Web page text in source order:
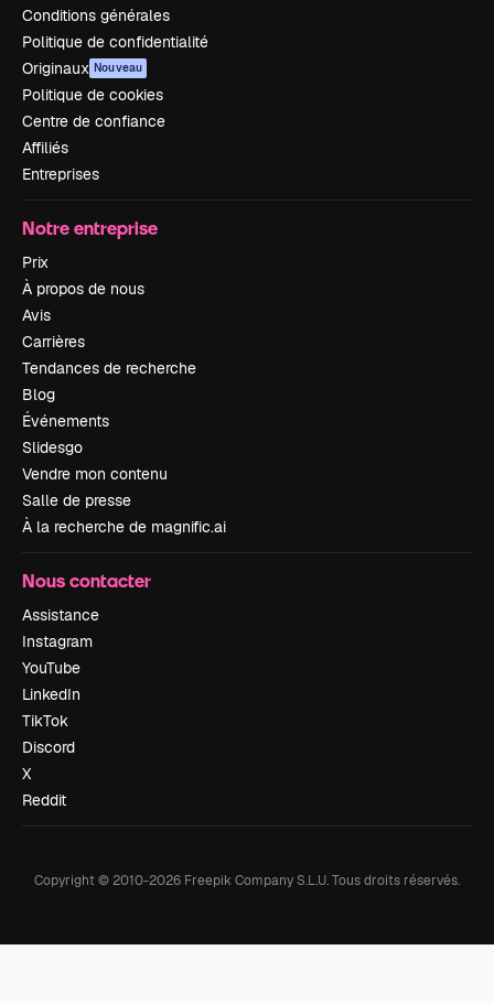
Conditions générales
Politique de confidentialité
Originaux Nouveau
Politique de cookies
Centre de confiance
Affiliés
Entreprises
Notre entreprise
Prix
À propos de nous
Avis
Carrières
Tendances de recherche
Blog
Événements
Slidesgo
Vendre mon contenu
Salle de presse
À la recherche de magnific.ai
Nous contacter
Assistance
Instagram
YouTube
LinkedIn
TikTok
Discord
X
Reddit
Copyright © 2010-2026 Freepik Company S.L.U.Tous droits réservés.